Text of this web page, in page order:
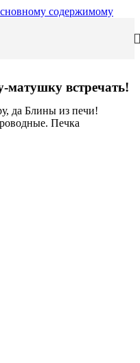
содержимому
матушку встречать!
да Блины из печи!
Печка